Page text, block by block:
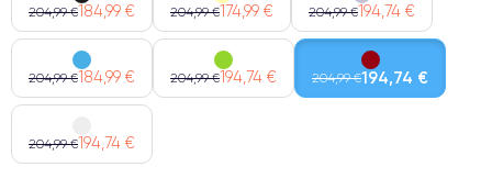
204,99 €184,99 € 204,99 €174,99 € 204,99 €194,74 €
204,99 €184,99 € 204,99 €194,74 € 204,99 €194,74 €
204,99 €194,74 €